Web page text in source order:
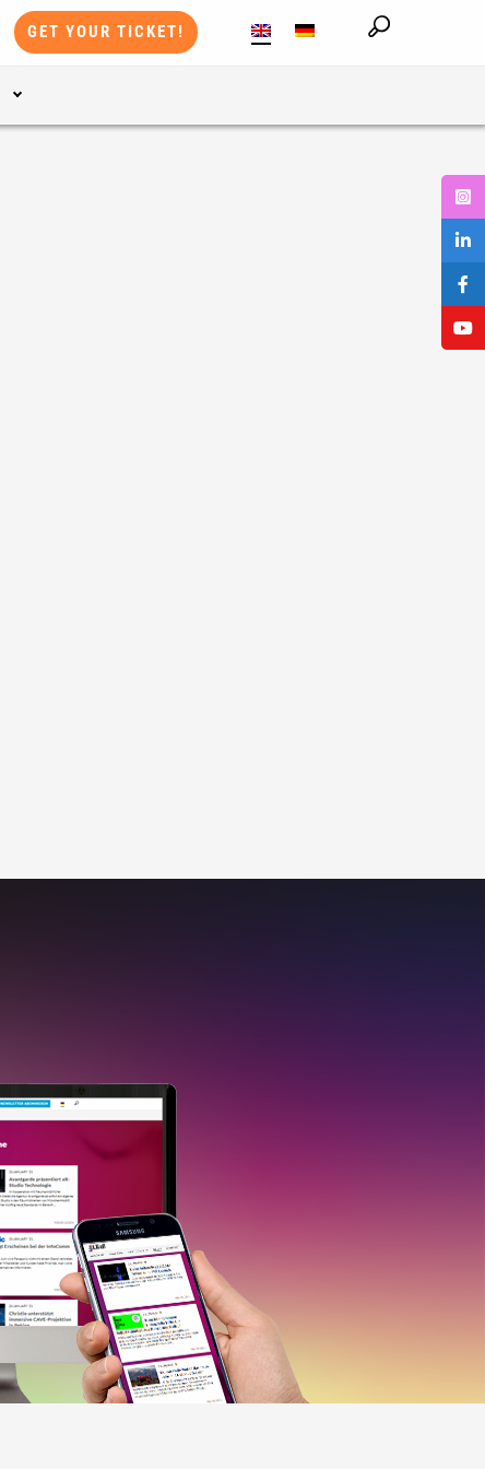
GET YOUR TICKET!